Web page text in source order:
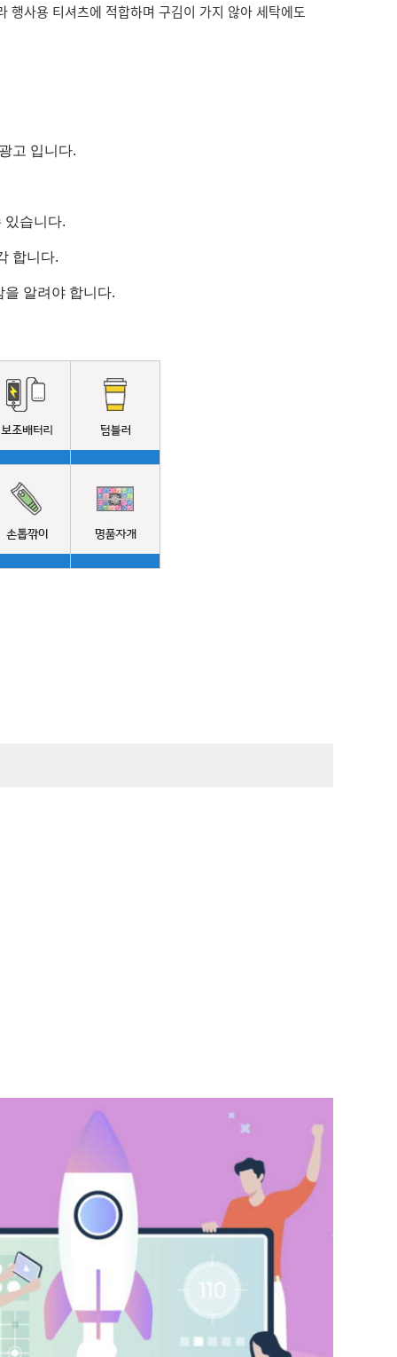
사용 티셔츠에 적합하며 구김이 가지 않아 세탁에도
고 입니다.
있습니다.
합니다.
알려야 합니다.